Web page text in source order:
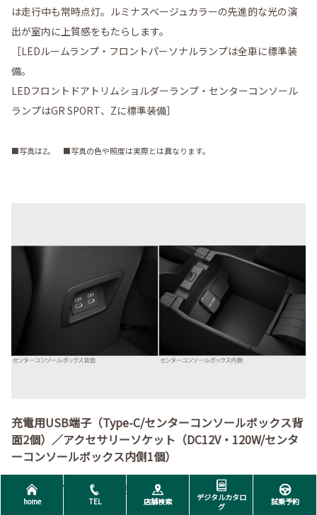
は走行中も常時点灯。ルミナスベージュカラーの先進的な光の演
出が室内に上質感をもたらします。
［LEDルームランプ・フロントパーソナルランプは全車に標準装
備。
LEDフロントドアトリムショルダーランプ・センターコンソール
ランプはGR SPORT、Zに標準装備］
■写真はZ。 ■写真の色や照度は実際とは異なります。
充電用USB端子（Type-C/センターコンソールボックス背
面2個）／アクセサリーソケット（DC12V・120W/センタ
ーコンソールボックス内側1個）
使いやすい位置に車内電源を配置。
home TEL 店舗検索
デジタルカタロ
グ
試乗予約